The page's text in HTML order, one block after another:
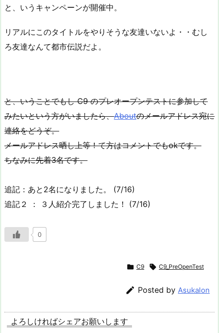
と、いうキャンペーンが開催中。
リアルにこのタイトルをやりそうな友達いないよ・・むし
ろ友達なんて都市伝説だよ。
と、いうことでもし C9 のプレオープンテストに参加して
みたいという方がいましたら、Aboutのメールアドレス宛に
連絡をどうぞ。
メールアドレス晒し上等！て方はコメントでもokです。
ちなみに先着3名です。
追記：あと2名になりました。 (7/16)
追記２ ： ３人紹介完了しました！ (7/16)
0
 C9  C9_PreOpenTest
 Posted by Asukalon
よろしければシェアお願いします